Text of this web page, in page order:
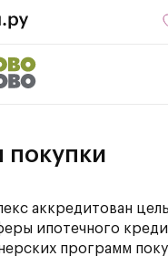
покупки
аккредитован
ипотечного
программ